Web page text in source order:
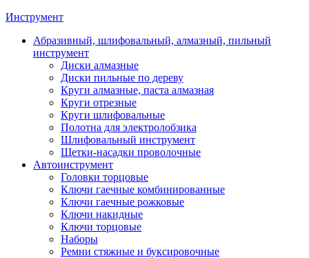
Инструмент
Абразивный, шлифовальный, алмазный, пильный
инструмент
Диски алмазные
Диски пильные по дереву
Круги алмазные, паста алмазная
Круги отрезные
Круги шлифовальные
Полотна для электролобзика
Шлифовальный инструмент
Щетки-насадки проволочные
Автоинструмент
Головки торцовые
Ключи гаечные комбинированные
Ключи гаечные рожковые
Ключи накидные
Ключи торцовые
Наборы
Ремни стяжные и буксировочные